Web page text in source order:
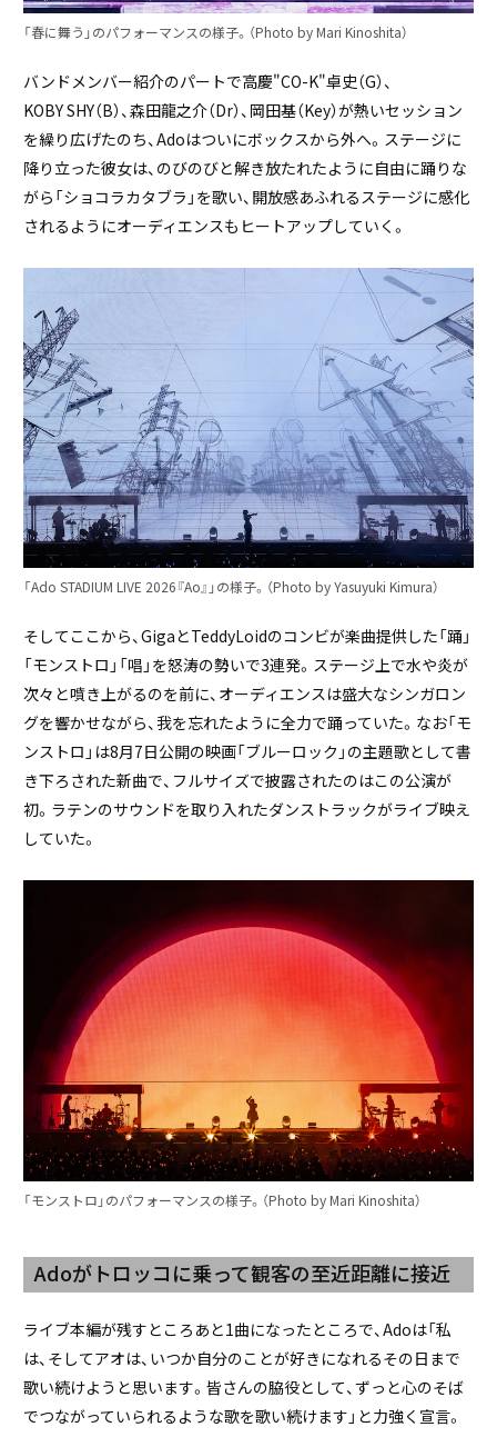
「春に舞う」のパフォーマンスの様子。（Photo by Mari Kinoshita）
バンドメンバー紹介のパートで高慶"CO-K"卓史（G）、
KOBY SHY（B）、森田龍之介（Dr）、岡田基（Key）が熱いセッション
を繰り広げたのち、Adoはついにボックスから外へ。ステージに
降り立った彼女は、のびのびと解き放たれたように自由に踊りな
がら「ショコラカタブラ」を歌い、開放感あふれるステージに感化
されるようにオーディエンスもヒートアップしていく。
「Ado STADIUM LIVE 2026『Ao』」の様子。（Photo by Yasuyuki Kimura）
そしてここから、GigaとTeddyLoidのコンビが楽曲提供した「踊」
「モンストロ」「唱」を怒涛の勢いで3連発。ステージ上で水や炎が
次々と噴き上がるのを前に、オーディエンスは盛大なシンガロン
グを響かせながら、我を忘れたように全力で踊っていた。なお「モ
ンストロ」は8月7日公開の映画「ブルーロック」の主題歌として書
き下ろされた新曲で、フルサイズで披露されたのはこの公演が
初。ラテンのサウンドを取り入れたダンストラックがライブ映え
していた。
「モンストロ」のパフォーマンスの様子。（Photo by Mari Kinoshita）
Adoがトロッコに乗って観客の至近距離に接近
ライブ本編が残すところあと1曲になったところで、Adoは「私
は、そしてアオは、いつか自分のことが好きになれるその日まで
歌い続けようと思います。皆さんの脇役として、ずっと心のそば
でつながっていられるような歌を歌い続けます」と力強く宣言。